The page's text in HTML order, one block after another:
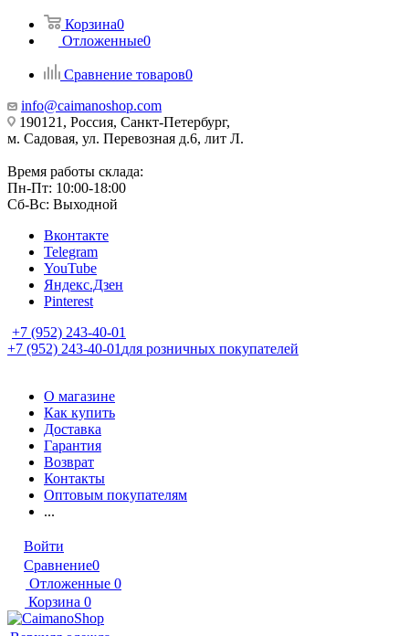
Корзина0
Отложенные0
Сравнение товаров0
info@caimanoshop.com
190121, Россия, Санкт-Петербург,
м. Садовая, ул. Перевозная д.6, лит Л.
Время работы склада:
Пн-Пт: 10:00-18:00
Сб-Вс: Выходной
Вконтакте
Telegram
YouTube
Яндекс.Дзен
Pinterest
+7 (952) 243-40-01
+7 (952) 243-40-01 для розничных покупателей
О магазине
Как купить
Доставка
Гарантия
Возврат
Контакты
Оптовым покупателям
...
Войти
Сравнение0
Отложенные 0
Корзина 0